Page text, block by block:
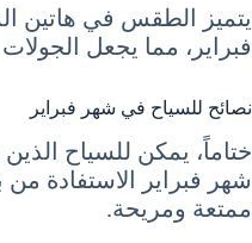
يتميز الطقس في هاتين
فبراير، مما يجعل
نصائح للسياح في شهر فبراير
ختاماً، يمكن للسياح
شهر فبراير الاستفادة
ممتعة ومريحة.